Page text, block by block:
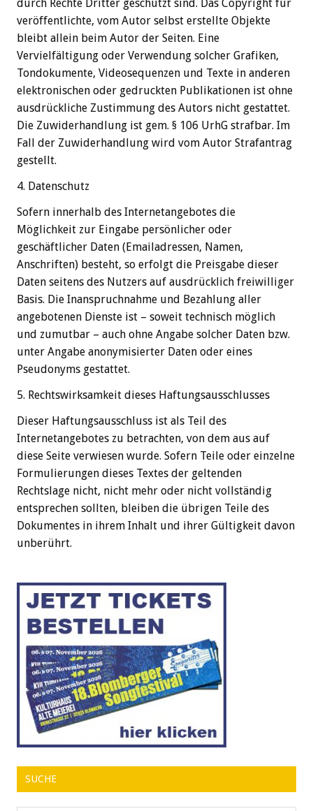
durch Rechte Dritter geschützt sind. Das Copyright für
veröffentlichte, vom Autor selbst erstellte Objekte
bleibt allein beim Autor der Seiten. Eine
Vervielfältigung oder Verwendung solcher Grafiken,
Tondokumente, Videosequenzen und Texte in anderen
elektronischen oder gedruckten Publikationen ist ohne
ausdrückliche Zustimmung des Autors nicht gestattet.
Die Zuwiderhandlung ist gem. § 106 UrhG strafbar. Im
Fall der Zuwiderhandlung wird vom Autor Strafantrag
gestellt.
4. Datenschutz
Sofern innerhalb des Internetangebotes die
Möglichkeit zur Eingabe persönlicher oder
geschäftlicher Daten (Emailadressen, Namen,
Anschriften) besteht, so erfolgt die Preisgabe dieser
Daten seitens des Nutzers auf ausdrücklich freiwilliger
Basis. Die Inanspruchnahme und Bezahlung aller
angebotenen Dienste ist – soweit technisch möglich
und zumutbar – auch ohne Angabe solcher Daten bzw.
unter Angabe anonymisierter Daten oder eines
Pseudonyms gestattet.
5. Rechtswirksamkeit dieses Haftungsausschlusses
Dieser Haftungsausschluss ist als Teil des
Internetangebotes zu betrachten, von dem aus auf
diese Seite verwiesen wurde. Sofern Teile oder einzelne
Formulierungen dieses Textes der geltenden
Rechtslage nicht, nicht mehr oder nicht vollständig
entsprechen sollten, bleiben die übrigen Teile des
Dokumentes in ihrem Inhalt und ihrer Gültigkeit davon
unberührt.
SUCHE